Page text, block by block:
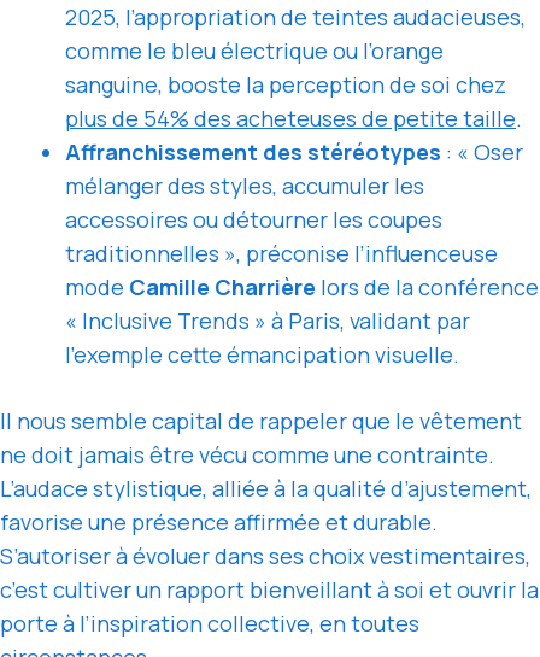
2025, l’appropriation de teintes audacieuses,
comme le bleu électrique ou l’orange
sanguine, booste la perception de soi chez
plus de 54% des acheteuses de petite taille.
Affranchissement des stéréotypes : « Oser
mélanger des styles, accumuler les
accessoires ou détourner les coupes
traditionnelles », préconise l’influenceuse
mode Camille Charrière lors de la conférence
« Inclusive Trends » à Paris, validant par
l’exemple cette émancipation visuelle.
Il nous semble capital de rappeler que le vêtement
ne doit jamais être vécu comme une contrainte.
L’audace stylistique, alliée à la qualité d’ajustement,
favorise une présence affirmée et durable.
S’autoriser à évoluer dans ses choix vestimentaires,
c’est cultiver un rapport bienveillant à soi et ouvrir la
porte à l’inspiration collective, en toutes